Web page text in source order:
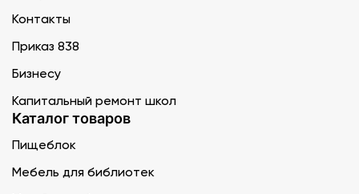
Контакты
Приказ 838
Бизнесу
Капитальный ремонт школ
Каталог товаров
Пищеблок
Мебель для библиотек